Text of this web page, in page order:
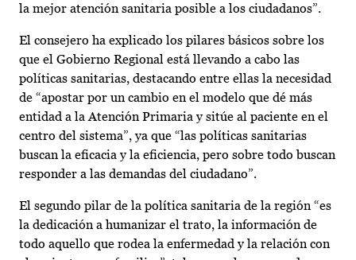
la mejor atención sanitaria posible a los ciudadanos”.
El consejero ha explicado los pilares básicos sobre los
que el Gobierno Regional está llevando a cabo las
políticas sanitarias, destacando entre ellas la necesidad
de “apostar por un cambio en el modelo que dé más
entidad a la Atención Primaria y sitúe al paciente en el
centro del sistema”, ya que “las políticas sanitarias
buscan la eficacia y la eficiencia, pero sobre todo buscan
responder a las demandas del ciudadano”.
El segundo pilar de la política sanitaria de la región “es
la dedicación a humanizar el trato, la información de
todo aquello que rodea la enfermedad y la relación con